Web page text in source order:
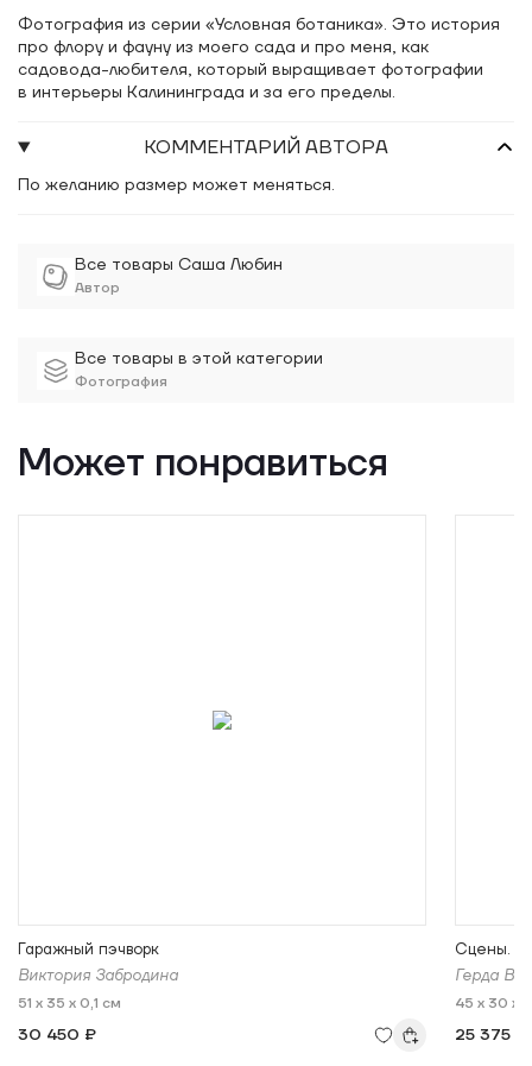
Все товары Саша Любин
Автор
Все товары в этой категории
Фотография
Фотография из серии «Условная ботаника». Это история
про флору и фауну из моего сада и про меня, как
садовода-любителя, который выращивает фотографии
в интерьеры Калининграда и за его пределы.
КОММЕНТАРИЙ АВТОРА
По желанию размер может меняться.
Может понравиться
Гаражный пэчворк
Виктория Забродина
51 x 35 x 0,1 см
30 450 ₽
Сцены.
Герда
45 x 30 x
25 375 ₽